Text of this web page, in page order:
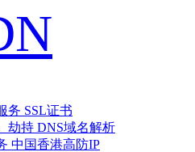
务 SSL证书
劫持 DNS域名解析
中国香港高防IP